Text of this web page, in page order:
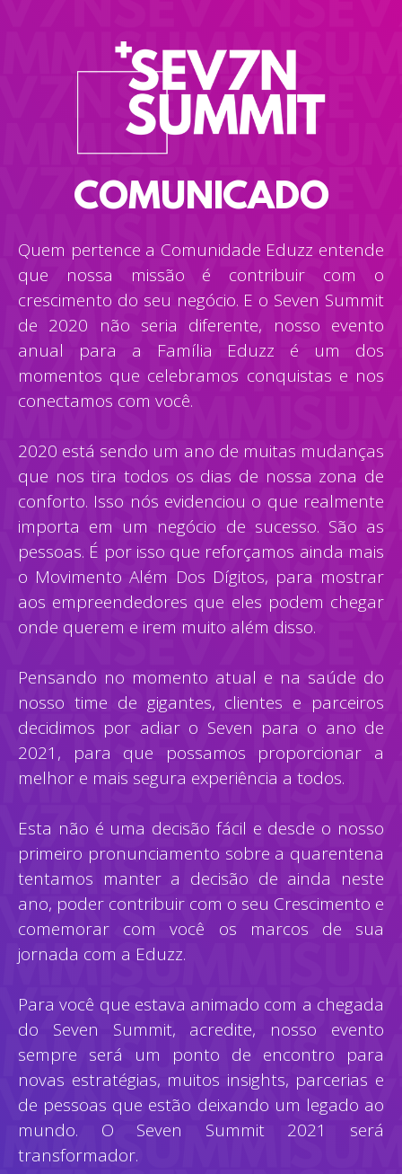
COMUNICADO
Quem pertence a Comunidade Eduzz entende
que nossa missão é contribuir com o
crescimento do seu negócio. E o Seven Summit
de 2020 não seria diferente, nosso evento
anual para a Família Eduzz é um dos
momentos que celebramos conquistas e nos
conectamos com você.
2020 está sendo um ano de muitas mudanças
que nos tira todos os dias de nossa zona de
conforto. Isso nós evidenciou o que realmente
importa em um negócio de sucesso. São as
pessoas. É por isso que reforçamos ainda mais
o Movimento Além Dos Dígitos, para mostrar
aos empreendedores que eles podem chegar
onde querem e irem muito além disso.
Pensando no momento atual e na saúde do
nosso time de gigantes, clientes e parceiros
decidimos por adiar o Seven para o ano de
2021, para que possamos proporcionar a
melhor e mais segura experiência a todos.
Esta não é uma decisão fácil e desde o nosso
primeiro pronunciamento sobre a quarentena
tentamos manter a decisão de ainda neste
ano, poder contribuir com o seu Crescimento e
comemorar com você os marcos de sua
jornada com a Eduzz.
Para você que estava animado com a chegada
do Seven Summit, acredite, nosso evento
sempre será um ponto de encontro para
novas estratégias, muitos insights, parcerias e
de pessoas que estão deixando um legado ao
mundo. O Seven Summit 2021 será
transformador.